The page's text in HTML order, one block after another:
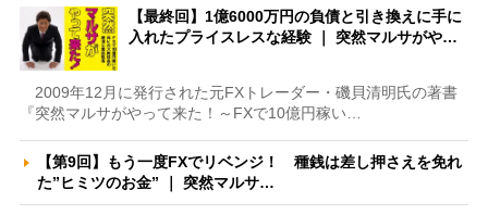
【最終回】1億6000万円の負債と引き換えに手に
入れたプライスレスな経験 ｜ 突然マルサがや…
2009年12月に発行された元FXトレーダー・磯貝清明氏の著書
『突然マルサがやって来た！～FXで10億円稼い…
【第9回】もう一度FXでリベンジ！ 種銭は差し押さえを免れ
た”ヒミツのお金” ｜ 突然マルサ…